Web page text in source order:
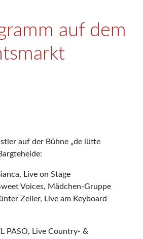
auf dem
auf der Bühne „de lütte
Live on Stage
Voices, Mädchen-Gruppe
Zeller, Live am Keyboard
PASO, Live Country- &